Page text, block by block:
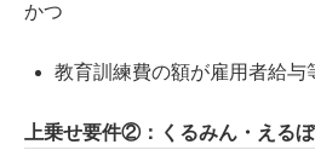
かつ
教育訓練費の額が雇用者給与
上乗せ要件②：くるみん・える